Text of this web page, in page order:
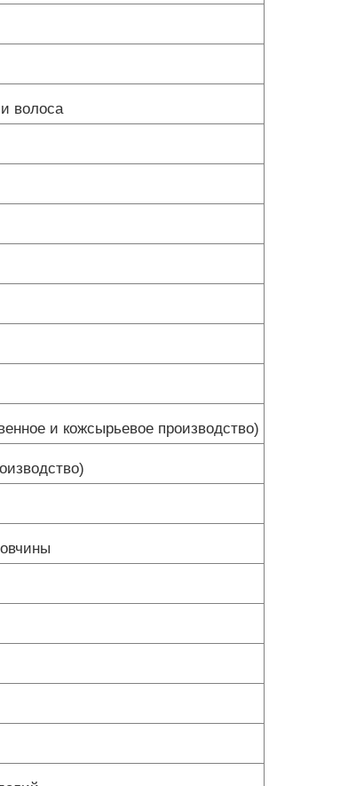
волоса
и кожсырьевое производство)